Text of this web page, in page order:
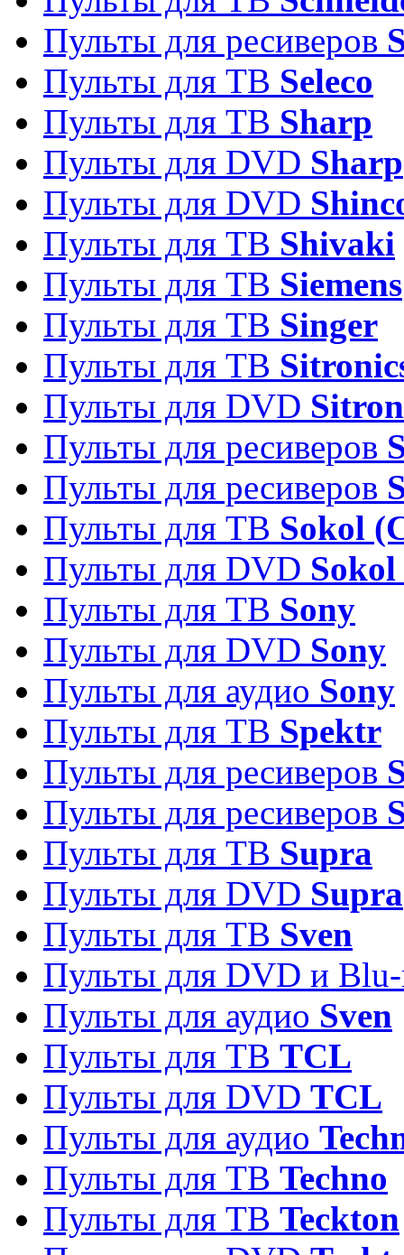
Пульты для ресиверов
Пульты для ТВ Seleco
Пульты для ТВ Sharp
Пульты для DVD Sharp
Пульты для DVD
Пульты для ТВ Shivaki
Пульты для ТВ Siemens
Пульты для ТВ Singer
Пульты для ТВ
Пульты для DVD
Пульты для ресиверов
Пульты для ресиверов
Пульты для ТВ Sokol
Пульты для DVD
Пульты для ТВ Sony
Пульты для DVD Sony
Пульты для аудио Sony
Пульты для ТВ Spektr
Пульты для ресиверов
Пульты для ресиверов
Пульты для ТВ Supra
Пульты для DVD Supra
Пульты для ТВ Sven
Пульты для DVD и
Пульты для аудио Sven
Пульты для ТВ TCL
Пульты для DVD TCL
Пульты для аудио
Пульты для ТВ Techno
Пульты для ТВ Teckton